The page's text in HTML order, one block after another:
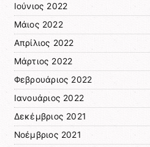
Ιούνιος 2022
Μάιος 2022
Απρίλιος 2022
Μάρτιος 2022
Φεβρουάριος 2022
Ιανουάριος 2022
Δεκέμβριος 2021
Νοέμβριος 2021